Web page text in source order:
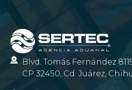
Blvd. Tomás Fernández
CP 32450, Cd. Juárez,